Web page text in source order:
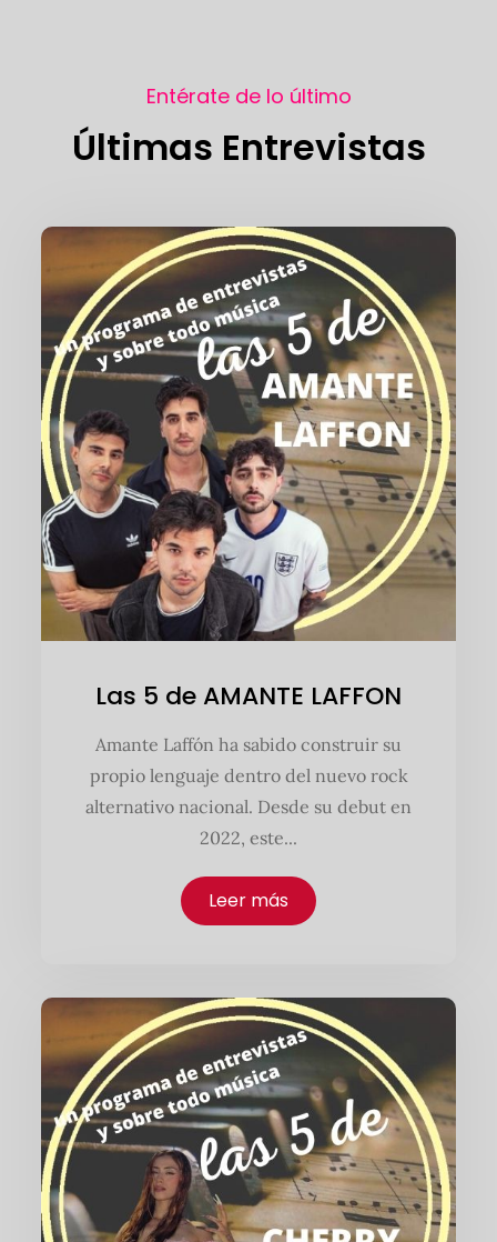
Entérate de lo último
Últimas Entrevistas
Las 5 de AMANTE LAFFON
Amante Laffón ha sabido construir su
propio lenguaje dentro del nuevo rock
alternativo nacional. Desde su debut en
2022, este...
Leer más